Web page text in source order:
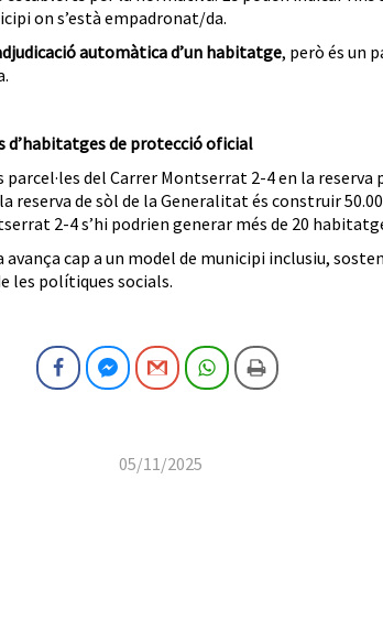
on s’està empadronat/da.
automàtica d’un habitatge, però és un
d’habitatges de protecció oficial
del Carrer Montserrat 2-4 en la reserva
reserva de sòl de la Generalitat és construir
2-4 s’hi podrien generar més de 20
avança cap a un model de municipi inclusiu,
les polítiques socials.
FacebookFacebook Messenger
Gmail WhatsAppImprimeix
05/11/2025